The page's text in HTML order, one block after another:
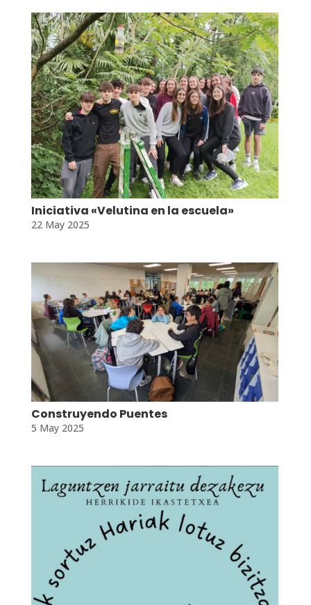
Iniciativa «Velutina en la escuela»
22 May 2025
Construyendo Puentes
5 May 2025